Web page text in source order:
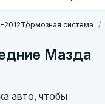
2012Тормозная система
Мазда
авто, чтобы